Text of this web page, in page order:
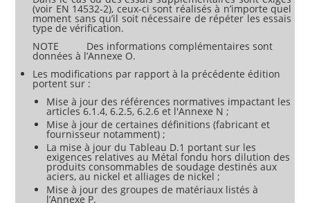
(voir EN 14532‑2), ceux-ci sont réalisés à n’importe quel
moment sans qu’il soit nécessaire de répéter les essais
type de vérification.
NOTE Des informations complémentaires sont
données à l’Annexe O.
Les modifications par rapport à la précédente édition
portent sur :
Mise à jour des références normatives impactant les
articles 6.1.4, 6.2.5, 6.2.6 et l'Annexe N ;
Mise à jour de certaines définitions (fabricant et
fournisseur notamment) ;
La mise à jour du Tableau D.1 portant sur les
exigences relatives au Métal fondu hors dilution des
produits consommables de soudage destinés aux
aciers, au nickel et alliages de nickel ;
Mise à jour des groupes de matériaux listés à
l’Annexe P.